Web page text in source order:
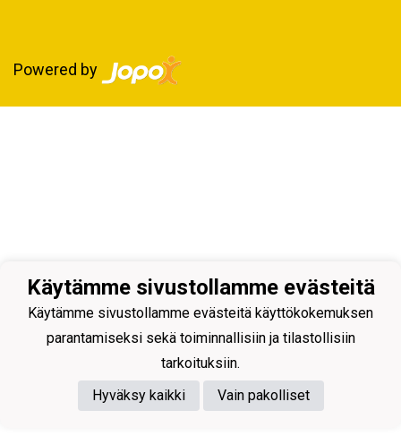
Powered by
Käytämme sivustollamme evästeitä
Käytämme sivustollamme evästeitä käyttökokemuksen
parantamiseksi sekä toiminnallisiin ja tilastollisiin
tarkoituksiin.
Hyväksy kaikki
Vain pakolliset